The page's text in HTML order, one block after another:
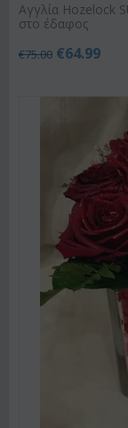
Αγγλία Hozelock
στο έδαφος
€75.00 €64.99